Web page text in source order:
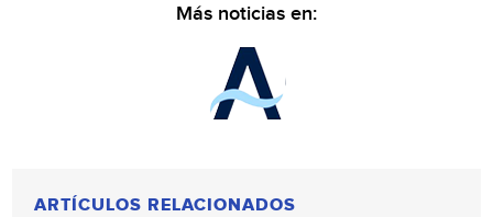
Más noticias en:
ARTÍCULOS RELACIONADOS